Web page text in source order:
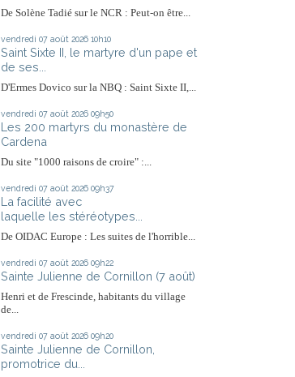
De Solène Tadié sur le NCR : Peut-on être...
vendredi 07 août 2026 10h10
Saint Sixte II, le martyre d'un pape et
de ses...
D'Ermes Dovico sur la NBQ : Saint Sixte II,...
vendredi 07 août 2026 09h50
Les 200 martyrs du monastère de
Cardena
Du site "1000 raisons de croire" :...
vendredi 07 août 2026 09h37
La facilité avec
laquelle les stéréotypes...
De OIDAC Europe : Les suites de l'horrible...
vendredi 07 août 2026 09h22
Sainte Julienne de Cornillon (7 août)
Henri et de Frescinde, habitants du village
de...
vendredi 07 août 2026 09h20
Sainte Julienne de Cornillon,
promotrice du...